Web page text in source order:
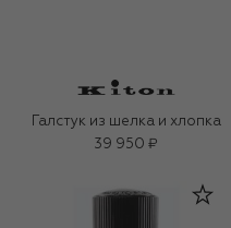
Галстук из шелка и хлопка
39 950 ₽